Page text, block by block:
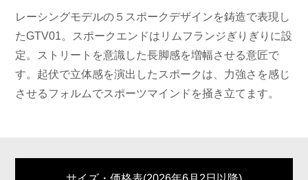
レーシングモデルの５スポークデザインを鋳造で表現し
たGTV01。スポークエンドはリムフランジぎりぎりに設
定。ストリートを意識した長脚感を増幅させる意匠で
す。起伏で立体感を演出したスポークは、力強さを感じ
させるフォルムでスポーツマインドを掻き立てます。